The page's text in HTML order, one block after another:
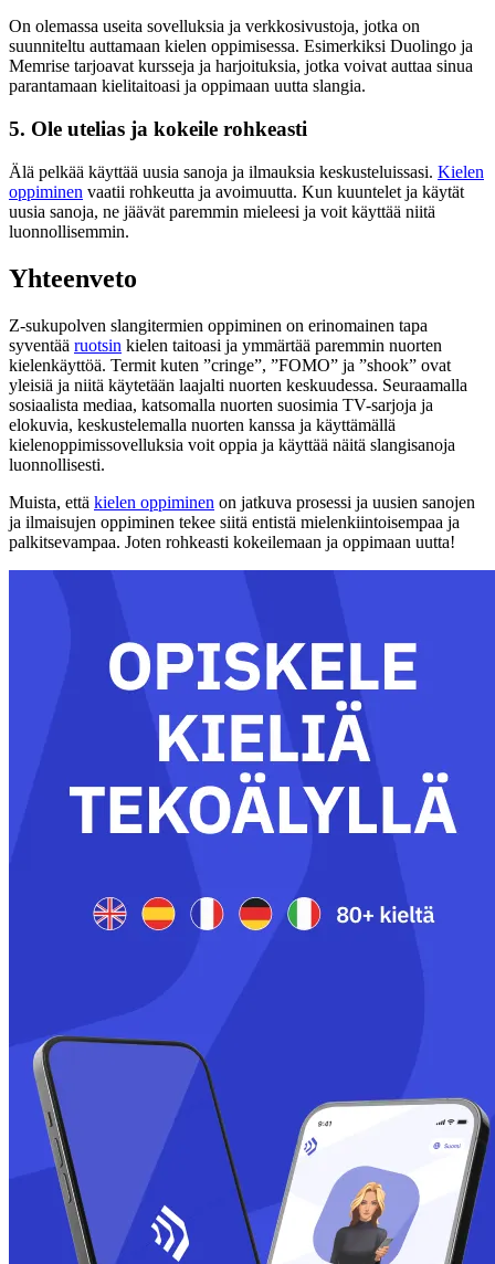
On olemassa useita sovelluksia ja verkkosivustoja, jotka on
suunniteltu auttamaan kielen oppimisessa. Esimerkiksi Duolingo ja
Memrise tarjoavat kursseja ja harjoituksia, jotka voivat auttaa sinua
parantamaan kielitaitoasi ja oppimaan uutta slangia.
5. Ole utelias ja kokeile rohkeasti
Älä pelkää käyttää uusia sanoja ja ilmauksia keskusteluissasi. Kielen
oppiminen vaatii rohkeutta ja avoimuutta. Kun kuuntelet ja käytät
uusia sanoja, ne jäävät paremmin mieleesi ja voit käyttää niitä
luonnollisemmin.
Yhteenveto
Z-sukupolven slangitermien oppiminen on erinomainen tapa
syventää ruotsin kielen taitoasi ja ymmärtää paremmin nuorten
kielenkäyttöä. Termit kuten ”cringe”, ”FOMO” ja ”shook” ovat
yleisiä ja niitä käytetään laajalti nuorten keskuudessa. Seuraamalla
sosiaalista mediaa, katsomalla nuorten suosimia TV-sarjoja ja
elokuvia, keskustelemalla nuorten kanssa ja käyttämällä
kielenoppimissovelluksia voit oppia ja käyttää näitä slangisanoja
luonnollisesti.
Muista, että kielen oppiminen on jatkuva prosessi ja uusien sanojen
ja ilmaisujen oppiminen tekee siitä entistä mielenkiintoisempaa ja
palkitsevampaa. Joten rohkeasti kokeilemaan ja oppimaan uutta!